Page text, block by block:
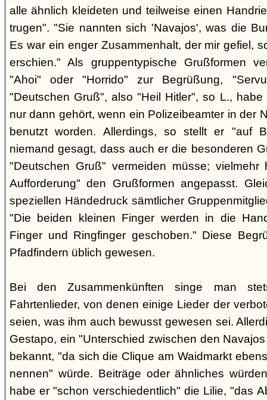
alle ähnlich kleideten und teilweise einen
trugen". "Sie nannten sich 'Navajos', was die
Es war ein enger Zusammenhalt, der mir gefiel,
erschien." Als gruppentypische Grußformen
"Ahoi" oder "Horrido" zur Begrüßung,
"Deutschen Gruß", also "Heil Hitler", so L.,
nur dann gehört, wenn ein Polizeibeamter in der
benutzt worden. Allerdings, so stellt er "auf
niemand gesagt, dass auch er die besonderen
"Deutschen Gruß" vermeiden müsse;
Aufforderung" den Grußformen angepasst.
speziellen Händedruck sämtlicher
"Die beiden kleinen Finger werden in die
Finger und Ringfinger geschoben." Diese
Pfadfindern üblich gewesen.
Bei den Zusammenkünften singe man
Fahrtenlieder, von denen einige Lieder der
seien, was ihm auch bewusst gewesen sei.
Gestapo, ein "Unterschied zwischen den
bekannt, "da sich die Clique am Waidmarkt
nennen" würde. Beiträge oder ähnliches
habe er "schon verschiedentlich" die Lilie, "das